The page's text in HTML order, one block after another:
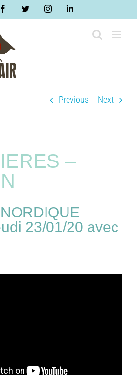
FacebookTwitterInstagramLinkedIn
Previous Next
–
23/01/20 avec